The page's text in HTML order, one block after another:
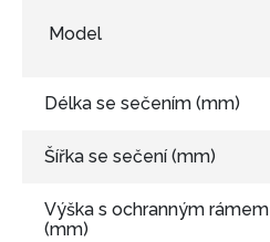
Model
Délka se sečením (mm)
Šířka se sečení (mm)
Výška s ochranným rámem
(mm)